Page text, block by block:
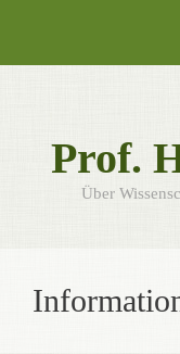
content
Prof.
Über